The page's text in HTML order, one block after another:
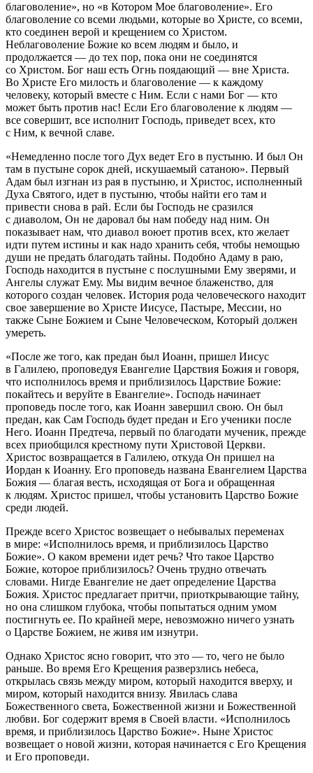
благоволение», но «в Котором Мое благоволение». Его
благоволение со всеми людьми, которые во Христе, со всеми,
кто соединен верой и крещением со Христом.
Неблаговоление Божие ко всем людям и было, и
продолжается — до тех пор, пока они не соединятся
со Христом. Бог наш есть Огнь поядающий — вне Христа.
Во Христе Его милость и благоволение — к каждому
человеку, который вместе с Ним. Если с нами Бог — кто
может быть против нас! Если Его благоволение к людям —
все совершит, все исполнит Господь, приведет всех, кто
с Ним, к вечной славе.
«Немедленно после того Дух ведет Его в пустыню. И был Он
там в пустыне сорок дней, искушаемый сатаною». Первый
Адам был изгнан из рая в пустыню, и Христос, исполненный
Духа Святого, идет в пустыню, чтобы найти его там и
привести снова в рай. Если бы Господь не сразился
с диаволом, Он не даровал бы нам победу над ним. Он
показывает нам, что диавол воюет против всех, кто желает
идти путем истины и как надо хранить себя, чтобы немощью
души не предать благодать тайны. Подобно Адаму в раю,
Господь находится в пустыне с послушными Ему зверями, и
Ангелы служат Ему. Мы видим вечное блаженство, для
которого создан человек. История рода человеческого находит
свое завершение во Христе Иисусе, Пастыре, Мессии, но
также Сыне Божием и Сыне Человеческом, Который должен
умереть.
«После же того, как предан был Иоанн, пришел Иисус
в Галилею, проповедуя Евангелие Царствия Божия и говоря,
что исполнилось время и приблизилось Царствие Божие:
покайтесь и веруйте в Евангелие». Господь начинает
проповедь после того, как Иоанн завершил свою. Он был
предан, как Сам Господь будет предан и Его ученики после
Него. Иоанн Предтеча, первый по благодати мученик, прежде
всех приобщился крестному пути Христовой Церкви.
Христос возвращается в Галилею, откуда Он пришел на
Иордан к Иоанну. Его проповедь названа Евангелием Царства
Божия — благая весть, исходящая от Бога и обращенная
к людям. Христос пришел, чтобы установить Царство Божие
среди людей.
Прежде всего Христос возвещает о небывалых переменах
в мире: «Исполнилось время, и приблизилось Царство
Божие». О каком времени идет речь? Что такое Царство
Божие, которое приблизилось? Очень трудно отвечать
словами. Нигде Евангелие не дает определение Царства
Божия. Христос предлагает притчи, приоткрывающие тайну,
но она слишком глубока, чтобы попытаться одним умом
постигнуть ее. По крайней мере, невозможно ничего узнать
о Царстве Божием, не живя им изнутри.
Однако Христос ясно говорит, что это — то, чего не было
раньше. Во время Его Крещения разверзлись небеса,
открылась связь между миром, который находится вверху, и
миром, который находится внизу. Явилась слава
Божественного света, Божественной жизни и Божественной
любви. Бог содержит время в Своей власти. «Исполнилось
время, и приблизилось Царство Божие». Ныне Христос
возвещает о новой жизни, которая начинается с Его Крещения
и Его проповеди.